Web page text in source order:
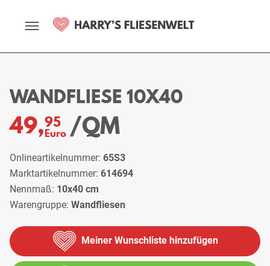
WANDFLIESE 10X40
49,95
Euro /QM
Onlineartikelnummer: 65S3
Marktartikelnummer: 614694
Nennmaß: 10x40 cm
Warengruppe: Wandfliesen
Meiner Wunschliste hinzufügen